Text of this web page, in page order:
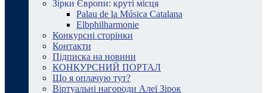
Зірки Європи: круті місця
Palau de la Música Catalana
Elbphilharmonie
Конкурсні сторінки
Контакти
Підписка на новини
КОНКУРСНИЙ ПОРТАЛ
Що я оплачую тут?
Віртуальні нагороди Алеї Зірок